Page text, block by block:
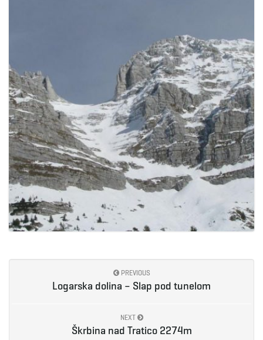
PREVIOUS
Logarska dolina – Slap pod tunelom
NEXT
Škrbina nad Tratico 2274m